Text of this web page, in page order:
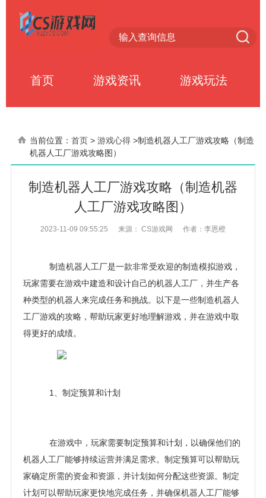
首页 游戏资讯 游戏玩法
当前位置： 首页 > 游戏心得 >制造机器人工厂游戏攻略（制造
机器人工厂游戏攻略图）
制造机器人工厂游戏攻略（制造机器
人工厂游戏攻略图）
2023-11-09 09:55:25 来源： CS游戏网 作者：李恩橙
制造机器人工厂是一款非常受欢迎的制造模拟游戏，
玩家需要在游戏中建造和设计自己的机器人工厂，并生产各
种类型的机器人来完成任务和挑战。以下是一些制造机器人
工厂游戏的攻略，帮助玩家更好地理解游戏，并在游戏中取
得更好的成绩。
1、制定预算和计划
在游戏中，玩家需要制定预算和计划，以确保他们的
机器人工厂能够持续运营并满足需求。制定预算可以帮助玩
家确定所需的资金和资源，并计划如何分配这些资源。制定
计划可以帮助玩家更快地完成任务，并确保机器人工厂能够